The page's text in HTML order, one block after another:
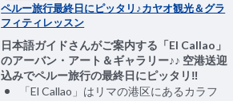
ペルー旅行最終日にピッタリ♪カヤオ観光＆グラ
フィティレッスン
日本語ガイドさんがご案内する「El Callao」
のアーバン・アート＆ギャラリー♪♪ 空港送迎
込みでペルー旅行の最終日にピッタリ‼
「El Callao」はリマの港区にあるカラフ